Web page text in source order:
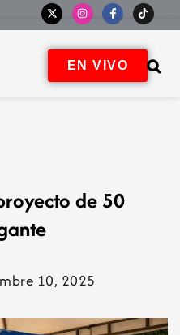
EN VIVO
de 50
10, 2025